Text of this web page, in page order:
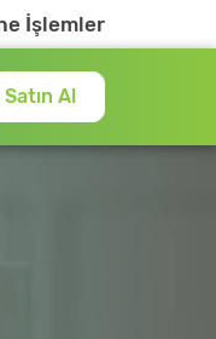
İşlemler
Al